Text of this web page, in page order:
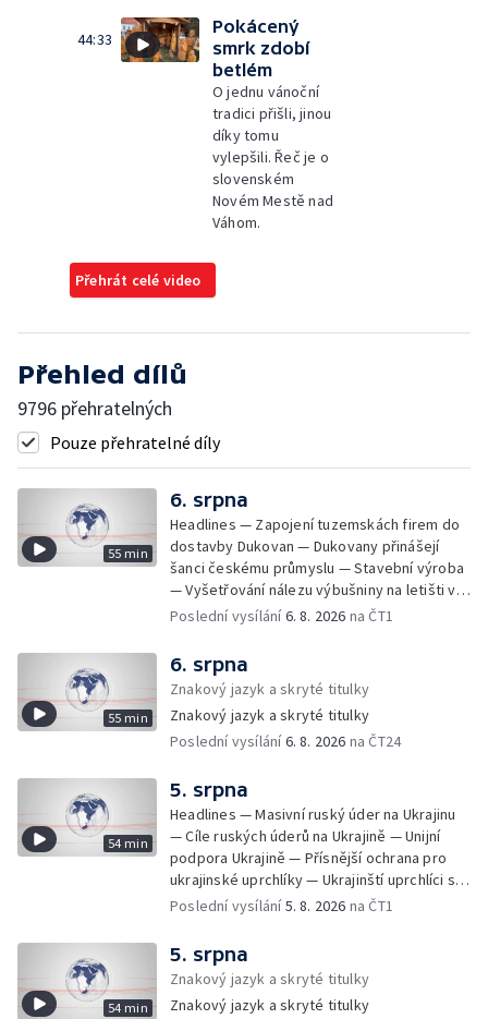
44:33
Pokácený
smrk zdobí
betlém
O jednu vánoční
tradici přišli, jinou
díky tomu
vylepšili. Řeč je o
slovenském
Novém Mestě nad
Váhom.
Přehrát celé video
Přehled dílů
9796 přehratelných
Pouze přehratelné díly
55 min
6. srpna
Headlines — Zapojení tuzemskách firem do
dostavby Dukovan — Dukovany přinášejí
šanci českému průmyslu — Stavební výroba
— Vyšetřování nálezu výbušniny na letišti v
Lipsku — Bourání torza vyhořelé budovy ve
Omezování spotřeby vody v Jihlavě — Čistý
zisk bank — Jednání o ukončení bojů na
Blízkém východě — Opakované údery na
jižní Libanon — Přibylo zásahů horské služby
— Bezpečnostní opatření kvůli Evropské lize
Oscara — Doživotní trest pro Afghánce —
Slevy na jízdném — Aktualizace plánu
adaptace na klimatické změny — Letošní
teplotní rekordy — Škody po nočních
bouřkách na východě Čech — Výhled počasí
na další dny — Sucho dělá problémy
zemědělcům i drobným pěstitelům — Výhled
nehodě z chytrých zařízení — Zbytečné
výjezdy záchranářů — Obtěžující telefonáty
na tísňové linky — Protivzdušná obrana
Poslední vysílání6. 8. 2026 na ČT1
55 min
6. srpna
Znakový jazyk a skryté titulky
Znakový jazyk a skryté titulky
Poslední vysílání6. 8. 2026 na ČT24
54 min
5. srpna
Headlines — Masivní ruský úder na Ukrajinu
— Cíle ruských úderů na Ukrajině — Unijní
podpora Ukrajině — Přísnější ochrana pro
ukrajinské uprchlíky — Ukrajinští uprchlíci s
dočasnou ochranou v Česku — Uprchlíci s
Most — Hašení skládky — Srážka nákladního
letadla s dronem v Německu — Vyšetřování
nehody Filipa Turka — Tržby v maloobchodu
— Ústavní soud vyhověl matce ve sporu o
Poslední vysílání5. 8. 2026 na ČT1
54 min
5. srpna
Znakový jazyk a skryté titulky
Znakový jazyk a skryté titulky